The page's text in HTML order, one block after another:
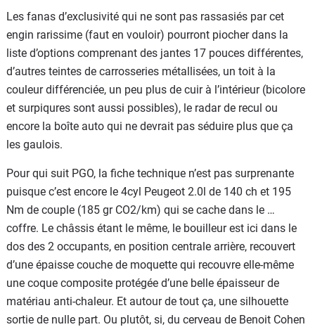
Les fanas d’exclusivité qui ne sont pas rassasiés par cet
engin rarissime (faut en vouloir) pourront piocher dans la
liste d’options comprenant des jantes 17 pouces différentes,
d’autres teintes de carrosseries métallisées, un toit à la
couleur différenciée, un peu plus de cuir à l’intérieur (bicolore
et surpiqures sont aussi possibles), le radar de recul ou
encore la boîte auto qui ne devrait pas séduire plus que ça
les gaulois.
Pour qui suit PGO, la fiche technique n’est pas surprenante
puisque c’est encore le 4cyl Peugeot 2.0l de 140 ch et 195
Nm de couple (185 gr CO2/km) qui se cache dans le …
coffre. Le châssis étant le même, le bouilleur est ici dans le
dos des 2 occupants, en position centrale arrière, recouvert
d’une épaisse couche de moquette qui recouvre elle-même
une coque composite protégée d’une belle épaisseur de
matériau anti-chaleur. Et autour de tout ça, une silhouette
sortie de nulle part. Ou plutôt, si, du cerveau de Benoit Cohen